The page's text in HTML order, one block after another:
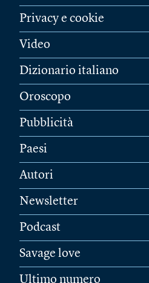
Privacy e cookie
Video
Dizionario italiano
Oroscopo
Pubblicità
Paesi
Autori
Newsletter
Podcast
Savage love
Ultimo numero